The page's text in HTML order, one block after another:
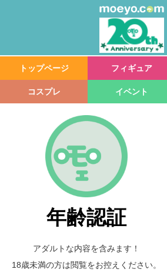
トップページ フィギュア
コスプレ イベント
年齢認証
アダルトな内容を含みます！
18歳未満の方は閲覧をお控えください。